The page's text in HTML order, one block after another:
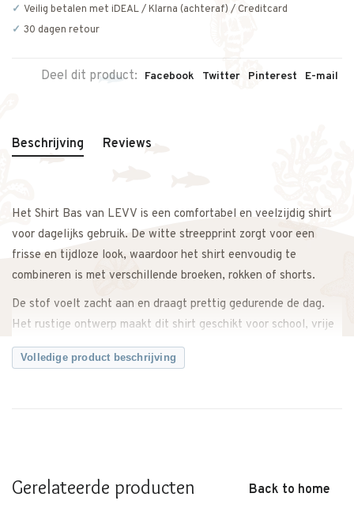
Veilig betalen met iDEAL / Klarna (achteraf) / Creditcard
30 dagen retour
Deel dit product: Facebook Twitter Pinterest E-mail
Beschrijving Reviews
Het Shirt Bas van LEVV is een comfortabel en veelzijdig shirt
voor dagelijks gebruik. De witte streepprint zorgt voor een
frisse en tijdloze look, waardoor het shirt eenvoudig te
combineren is met verschillende broeken, rokken of shorts.
De stof voelt zacht aan en draagt prettig gedurende de dag.
Het rustige ontwerp maakt dit shirt geschikt voor school, vrije
tijd en andere alledaagse momenten.
Specificaties:
– Print: White Stripe
Volledige product beschrijving
Gerelateerde producten Back to home